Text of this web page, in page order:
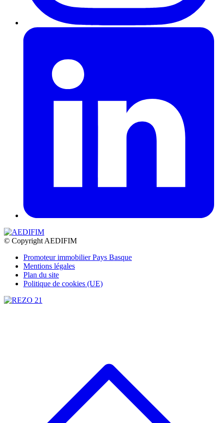
© Copyright AEDIFIM
Promoteur immobilier Pays Basque
Mentions légales
Plan du site
Politique de cookies (UE)